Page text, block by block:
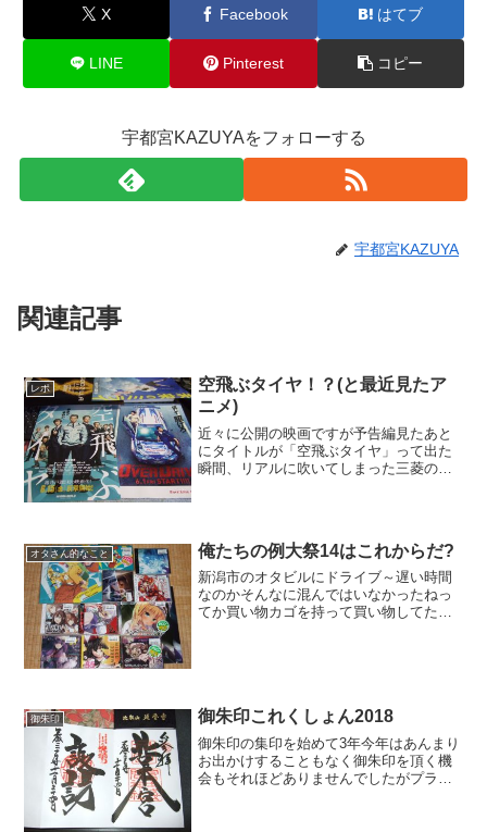
X Facebook はてブ
LINE Pinterest コピー
宇都宮KAZUYAをフォローする
宇都宮KAZUYA
関連記事
レポ
空飛ぶタイヤ！？(と最近見たア
ニメ)
近々に公開の映画ですが予告編見たあと
にタイトルが「空飛ぶタイヤ」って出た
瞬間、リアルに吹いてしまった三菱のリ
オタさん的なこと 俺たちの例大祭14はこれからだ?
新潟市のオタビルにドライブ～遅い時間
なのかそんなに混んではいなかったねっ
てか買い物カゴを持って買い物してたの
御朱印 御朱印これくしょん2018
御朱印の集印を始めて3年今年はあんまり
お出かけすることもなく御朱印を頂く機
会もそれほどありませんでしたがプライ